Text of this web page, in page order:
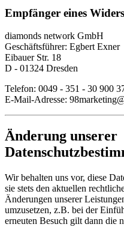
Empfänger eines
diamonds network GmbH
Geschäftsführer: Egbert Exner
Eibauer Str. 18
D - 01324 Dresden
Telefon: 0049 - 351 - 30 900
E-Mail-Adresse:
Änderung unserer
Wir behalten uns vor, diese
sie stets den aktuellen
Änderungen unserer
umzusetzen, z.B. bei der
erneuten Besuch gilt dann die